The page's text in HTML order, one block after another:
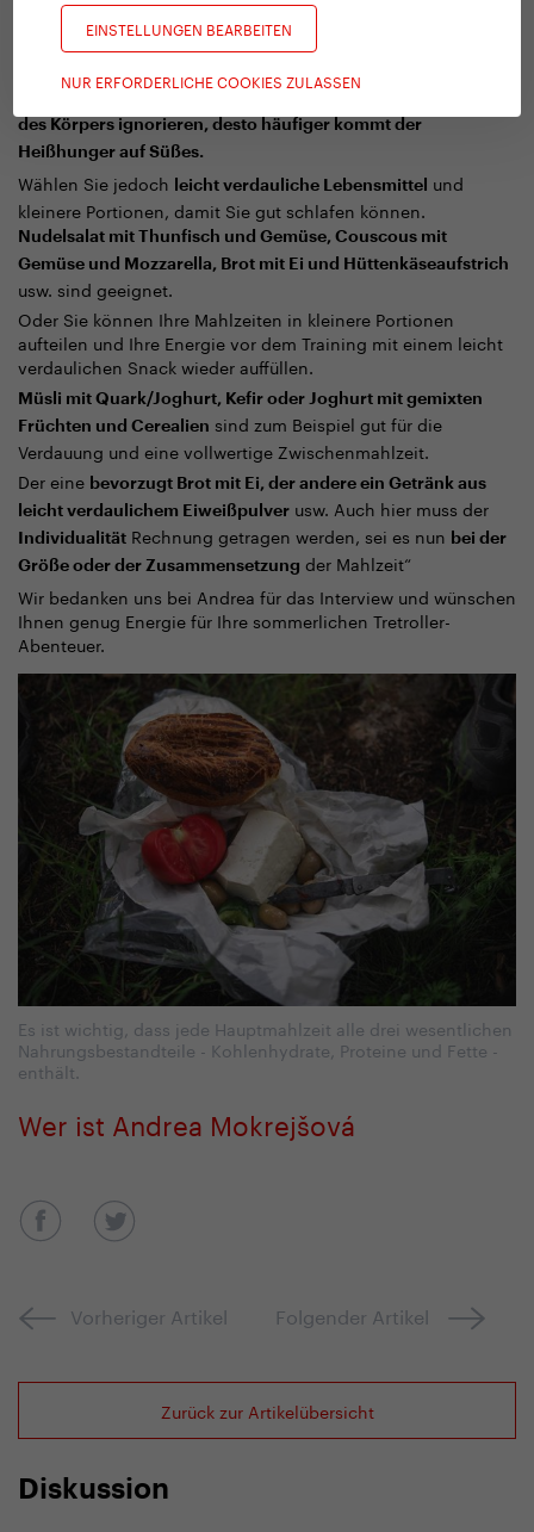
EINSTELLUNGEN BEARBEITEN
NUR ERFORDERLICHE COOKIES ZULASSEN
verspüren, weil das Blut noch in den Muskeln bleibt
Wenn wir
. Und je mehr wir das
des Körpers ignorieren, desto häufiger kommt der
Heißhunger auf Süßes.
Wählen Sie jedoch leicht verdauliche Lebensmittel
und
kleinere Portionen, damit Sie gut schlafen können.
Nudelsalat mit Thunfisch und Gemüse, Couscous mit
Gemüse und Mozzarella, Brot mit Ei und Hüttenkäseaufstrich
usw. sind geeignet.
Oder Sie können Ihre Mahlzeiten in kleinere Portionen
aufteilen und Ihre Energie vor dem Training mit einem leicht
verdaulichen Snack wieder auffüllen.
Müsli mit Quark/Joghurt, Kefir oder Joghurt mit gemixten
Früchten und Cerealien sind zum Beispiel gut für die
Verdauung und eine vollwertige Zwischenmahlzeit.
Der eine bevorzugt Brot mit Ei, der andere ein Getränk aus
leicht verdaulichem Eiweißpulver usw. Auch hier muss der
Individualität Rechnung getragen werden, sei es nun bei der
Größe oder der Zusammensetzung der Mahlzeit“
Wir bedanken uns bei Andrea für das Interview und wünschen
Ihnen genug Energie für Ihre sommerlichen Tretroller-
Abenteuer.
Es ist wichtig, dass jede Hauptmahlzeit alle drei wesentlichen
Nahrungsbestandteile - Kohlenhydrate, Proteine und Fette -
enthält.
Wer ist Andrea Mokrejšová
Vorheriger Artikel Folgender Artikel
Zurück zur Artikelübersicht
Diskussion